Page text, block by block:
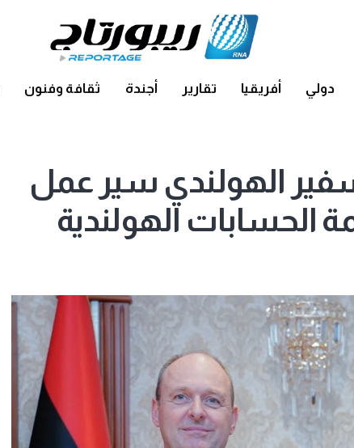
دولي أفريقيا تقارير أجندة ثقافة وفنون
الهولندي سير عمل
الحسابات الهولندية